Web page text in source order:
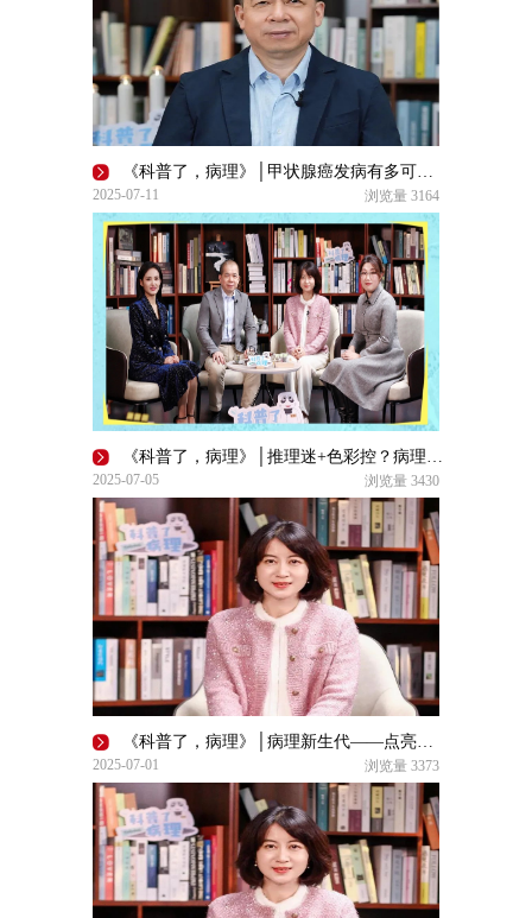
《科普了，病理》│甲状腺癌发病有多可怕？
2025-07-11 浏览量 3164
《科普了，病理》│推理迷+色彩控？病理学也许是你的 “本命学科”
2025-07-05 浏览量 3430
《科普了，病理》│病理新生代——点亮高光、传承匠心
2025-07-01 浏览量 3373